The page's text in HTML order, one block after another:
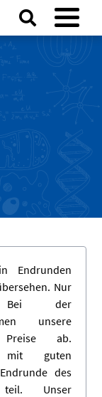
Endrunden
Nur
Bei der
unsere
ab.
mit guten
des
teil. Unser